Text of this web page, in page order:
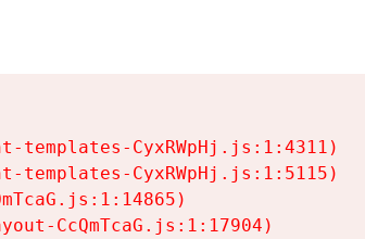
templates-CyxRWpHj.js:1:4311)
templates-CyxRWpHj.js:1:5115)
CcQmTcaG.js:1:17904)